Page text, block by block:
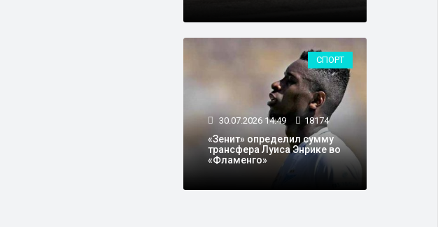
СПОРТ
30.07.2026 14:49 18174
«Зенит» определил сумму
трансфера Луиса Энрике во
«Фламенго»